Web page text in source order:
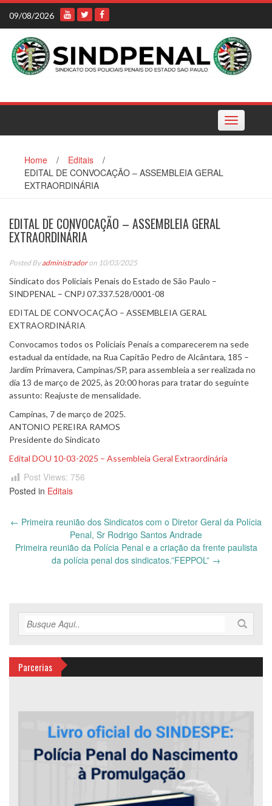
Skip
content
09/08/2026
Toggle
navigation
Home / Editais
/
EDITAL DE CONVOCAÇÃO – ASSEMBLEIA GERAL
EXTRAORDINÁRIA
EDITAL DE CONVOCAÇÃO – ASSEMBLEIA GERAL
EXTRAORDINÁRIA
Posted Byadministradoron 10/03/2025
Sindicato dos Policiais Penais do Estado de São Paulo –
SINDPENAL – CNPJ 07.337.528/0001-08
EDITAL DE CONVOCAÇÃO – ASSEMBLEIA GERAL
EXTRAORDINÁRIA
Convocamos todos os Policiais Penais a comparecerem na sede
estadual da entidade, na Rua Capitão Pedro de Alcântara, 185 –
Jardim Primavera, Campinas/SP, para assembleia a ser realizada no
dia 13 de março de 2025, às 20:00 horas para tratar do seguinte
assunto: Reajuste de mensalidade.
Campinas, 7 de março de 2025.
ANTONIO PEREIRA RAMOS
Presidente do Sindicato
Edital DOU 10-03-2025 – Assembleia Geral Extraordinária
Post Views: 756
Posted in Editais
Post
← Primeira reunião dos Sindicatos com o Diretor Geral da Polícia
Penal, Sr Rodrigo Santos Andrade
Primeira reunião da Polícia Penal e a criação da frente paulista
da polícia penal dos sindicatos.”FEPPOL” →
Parcerias